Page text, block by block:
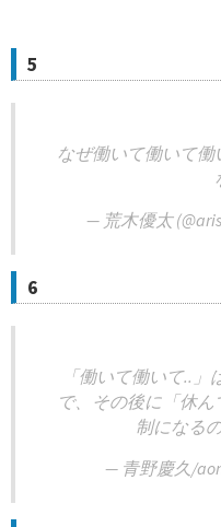
5
なぜ働いて働いて
— 荒木優太
6
「働いて働いて..
で、その後に「休
制になる
— 青野慶久/